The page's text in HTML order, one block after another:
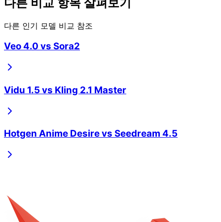
다른 인기 모델 비교 참조
Veo 4.0 vs Sora2
Vidu 1.5 vs Kling 2.1 Master
Hotgen Anime Desirevs Seedream 4.5